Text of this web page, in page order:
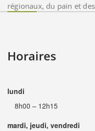
régionaux, du pain et
Horaires
lundi
8h00 – 12h15
mardi, jeudi, vendredi